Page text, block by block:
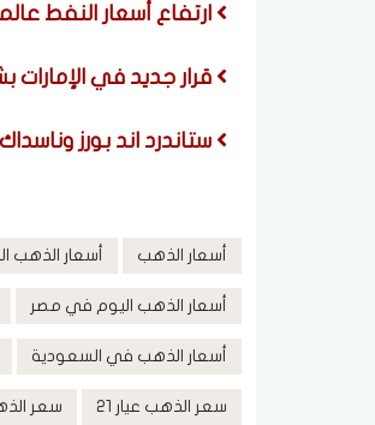
ارتفاع أسعار النفط
قرار جديد في الإمارات
ستاندرد اند بورز
أسعار الذهب أسعار الذهب
أسعار الذهب اليوم في مصر
أسعار الذهب في السعودية
سعر الذهب عيار 21 سعر